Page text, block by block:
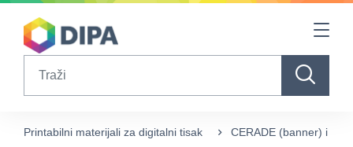
Table Of Content
Printabilni materijali za digitalni tisak CERADE (banner) i